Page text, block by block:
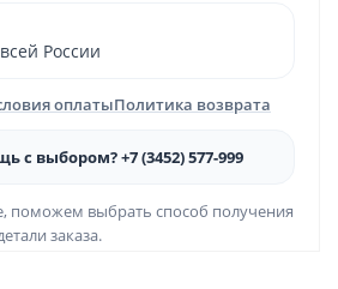
России
оплатыПолитика возврата
с выбором? +7 (3452) 577-999
поможем выбрать способ получения
заказа.